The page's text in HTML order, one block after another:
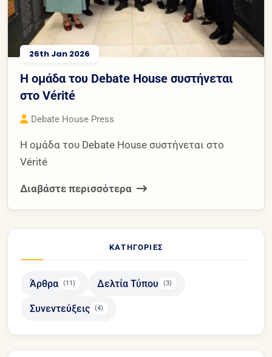
26th Jan 2026
Η ομάδα του Debate House συστήνεται
στο Vérité
Debate House Press
Η ομάδα του Debate House συστήνεται στο
Vérité
Διαβάστε περισσότερα
ΚΑΤΗΓΟΡΊΕΣ
Άρθρα (11) Δελτία Τύπου (3)
Συνεντεύξεις (4)